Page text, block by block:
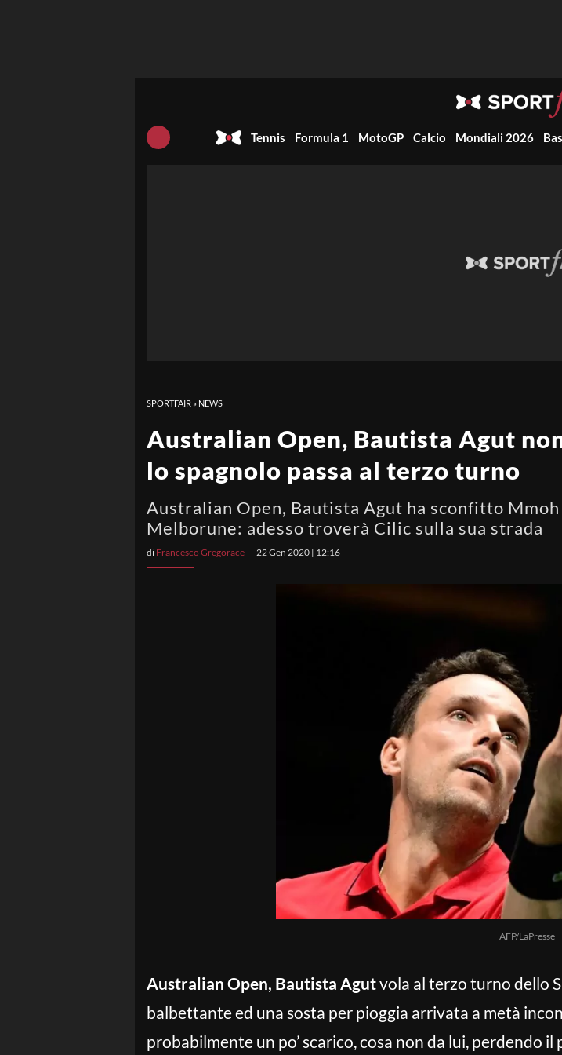
Tennis Formula 1 MotoGP Calcio Mondiali 2026
SPORTFAIR » NEWS
Australian Open, Bautista Agut
lo spagnolo passa al terzo turno
Australian Open, Bautista Agut ha sconfitto
Melborune: adesso troverà Cilic sulla sua strada
di Francesco Gregorace 22 Gen 2020 | 12:16
AFP/LaPresse
Australian Open, Bautista Agutvola al terzo turno dello
balbettante ed una sosta per pioggia arrivata a metà
probabilmente un po’ scarico, cosa non da lui, perdendo